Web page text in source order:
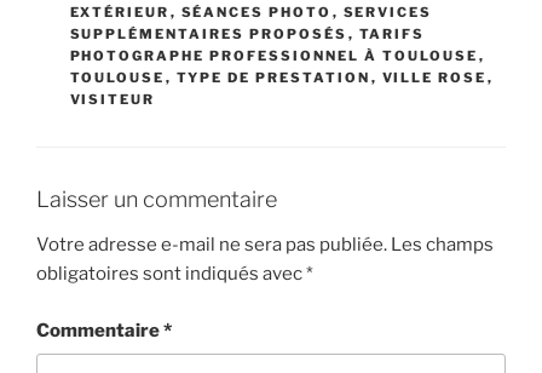
EXTÉRIEUR , SÉANCES PHOTO , SERVICES
SUPPLÉMENTAIRES PROPOSÉS , TARIFS
PHOTOGRAPHE PROFESSIONNEL À TOULOUSE ,
TOULOUSE , TYPE DE PRESTATION , VILLE ROSE ,
VISITEUR
Laisser un commentaire
Votre adresse e-mail ne sera pas publiée. Les champs
obligatoires sont indiqués avec*
Commentaire*